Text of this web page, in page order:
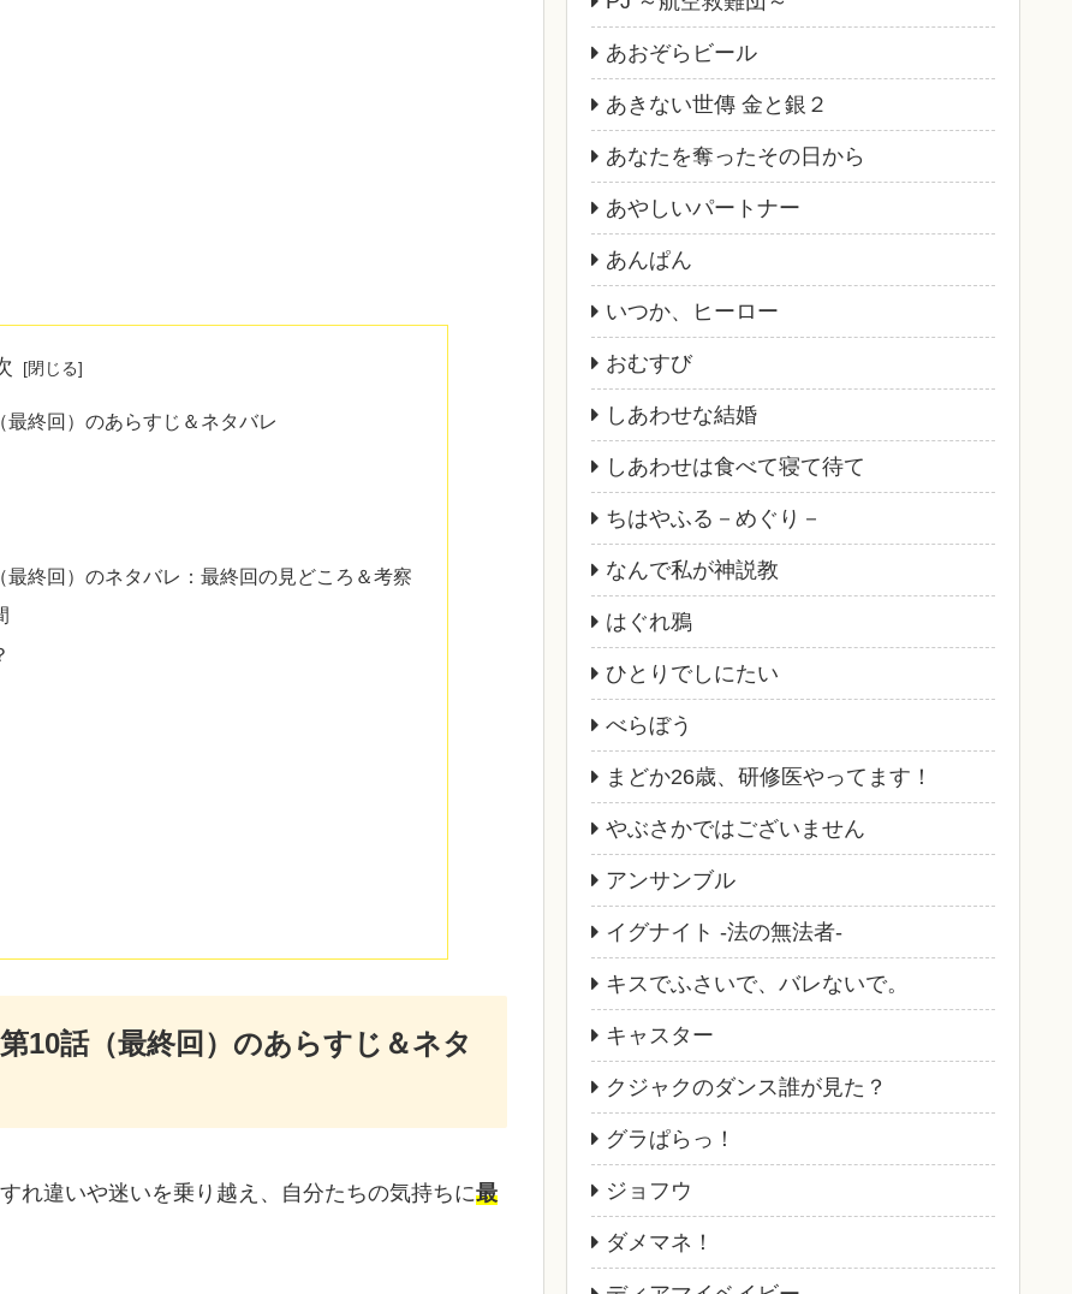
最終回）のあらすじ＆ネタバレ
最終回）のネタバレ：最終回の見どころ＆考察
10話（最終回）のあらすじ＆ネタ
れ違いや迷いを乗り越え、自分たちの気持ちに最
あおぞらビール
あきない世傳 金と銀２
あなたを奪ったその日から
あやしいパートナー
あんぱん
いつか、ヒーロー
おむすび
しあわせな結婚
しあわせは食べて寝て待て
ちはやふる－めぐり－
なんで私が神説教
はぐれ鴉
ひとりでしにたい
べらぼう
まどか26歳、研修医やってます！
やぶさかではございません
アンサンブル
イグナイト -法の無法者-
キスでふさいで、バレないで。
キャスター
クジャクのダンス誰が見た？
グラぱらっ！
ジョフウ
ダメマネ！